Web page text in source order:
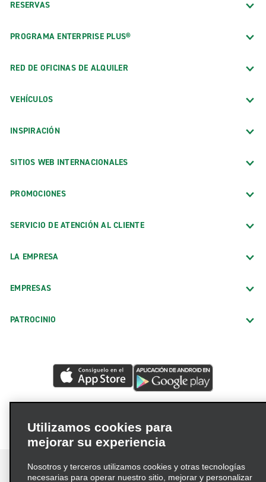
RESERVAS
PROGRAMA ENTERPRISE PLUS®
RED DE OFICINAS DE ALQUILER
VEHÍCULOS
INSPIRACIÓN
SITIOS WEB INTERNACIONALES
PROMOCIONES
SERVICIO DE ATENCIÓN AL CLIENTE
LA EMPRESA
EMPRESAS
PATROCINIO
Utilizamos cookies para
mejorar su experiencia
Nosotros y terceros utilizamos cookies y otras tecnologías
necesarias para operar nuestro sitio, mejorar y personalizar